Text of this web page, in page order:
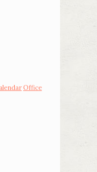
Office